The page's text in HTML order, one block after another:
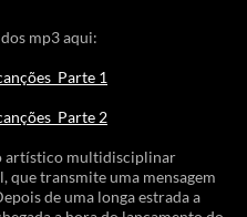
mp3 aqui:
1
2
artístico multidisciplinar
transmite uma mensagem
de uma longa estrada a